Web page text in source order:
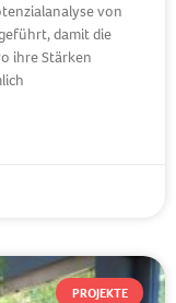
von
damit die
ihre Stärken
PROJEKTE